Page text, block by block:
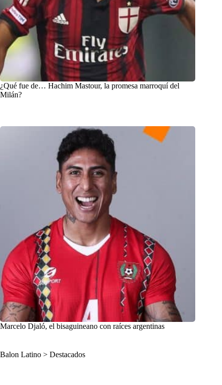
¿Qué fue de… Hachim Mastour, la promesa marroquí del
Milán?
Marcelo Djaló, el bisaguineano con raíces argentinas
Balon Latino > Destacados